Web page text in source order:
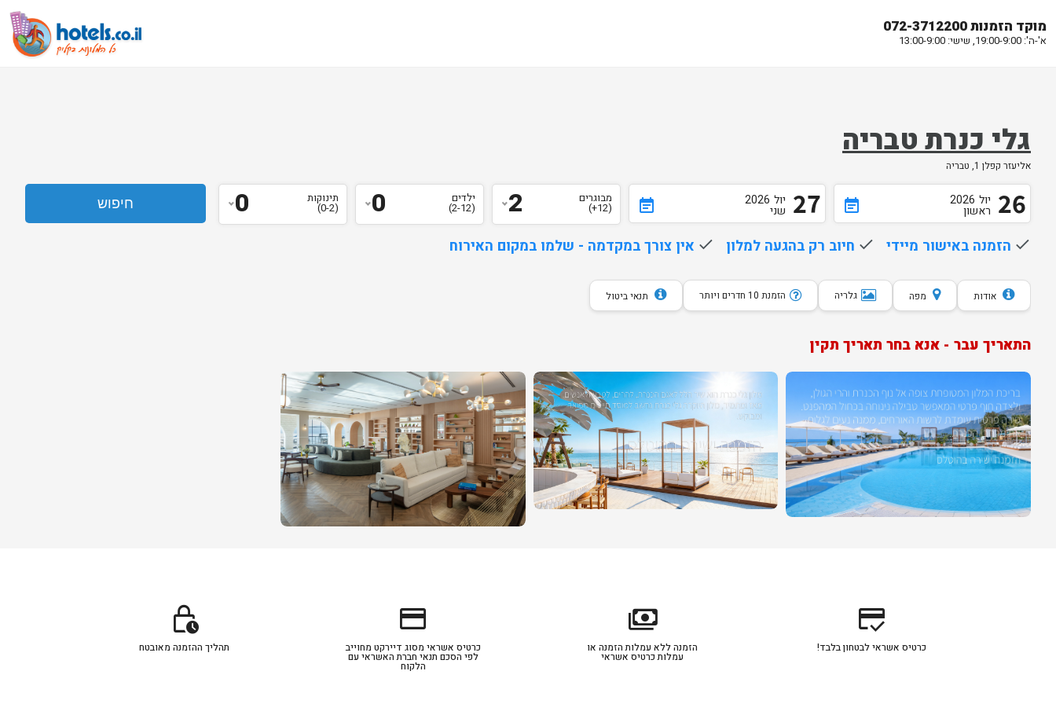
מוקד הזמנות 072-3712200
א'-ה': 19:00-9:00, שישי: 13:00-9:00
גלי כנרת טבריה
אליעזר קפלן 1, טבריה
event_note 26 יול 2026
ראשון event_note 27 יול 2026
שני
מבוגרים
(12+)
2 ילדים
(2-12)
0 תינוקות
(0-2)
0
done הזמנה באישור מיידי done חיוב רק בהגעה למלון done אין צורך במקדמה - שלמו במקום האירוח
אודות מפה גלריה הזמנת 10 חדרים ויותר תנאי ביטול
התאריך עבר - אנא בחר תאריך תקין
credit_score
כרטיס אשראי לבטחון בלבד!
payments
הזמנה ללא עמלות הזמנה או
עמלות כרטיס אשראי
credit_card
כרטיס אשראי מסוג דיירקט מחוייב
לפי הסכם תנאי חברת האשראי עם
הלקוח
lock_clock
תהליך ההזמנה מאובטח